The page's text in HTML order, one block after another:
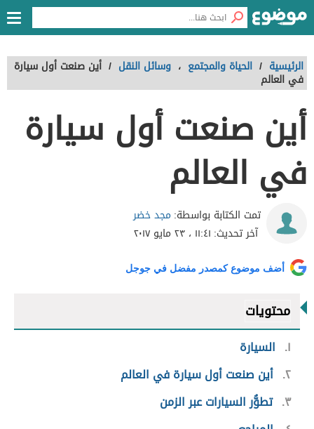
الرئيسية / الحياة والمجتمع ، وسائل النقل / أين صنعت أول سيارة
في العالم
أين صنعت أول سيارة
في العالم
تمت الكتابة بواسطة: مجد خضر
آخر تحديث: ١١:٤١ ، ٢٣ مايو ٢٠١٧
أضف موضوع كمصدر مفضل في جوجل
محتويات
١
السيارة
٢ أين صنعت أول سيارة في العالم
٣ تطوُّر السيارات عبر الزمن